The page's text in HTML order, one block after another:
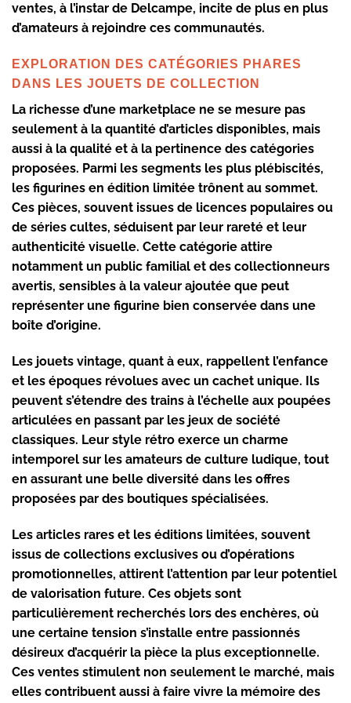
ventes, à l’instar de Delcampe, incite de plus en plus
d’amateurs à rejoindre ces communautés.
EXPLORATION DES CATÉGORIES PHARES
DANS LES JOUETS DE COLLECTION
La richesse d’une marketplace ne se mesure pas
seulement à la quantité d’articles disponibles, mais
aussi à la qualité et à la pertinence des catégories
proposées. Parmi les segments les plus plébiscités,
les figurines en édition limitée trônent au sommet.
Ces pièces, souvent issues de licences populaires ou
de séries cultes, séduisent par leur rareté et leur
authenticité visuelle. Cette catégorie attire
notamment un public familial et des collectionneurs
avertis, sensibles à la valeur ajoutée que peut
représenter une figurine bien conservée dans une
boîte d’origine.
Les jouets vintage, quant à eux, rappellent l’enfance
et les époques révolues avec un cachet unique. Ils
peuvent s’étendre des trains à l’échelle aux poupées
articulées en passant par les jeux de société
classiques. Leur style rétro exerce un charme
intemporel sur les amateurs de culture ludique, tout
en assurant une belle diversité dans les offres
proposées par des boutiques spécialisées.
Les articles rares et les éditions limitées, souvent
issus de collections exclusives ou d’opérations
promotionnelles, attirent l’attention par leur potentiel
de valorisation future. Ces objets sont
particulièrement recherchés lors des enchères, où
une certaine tension s’installe entre passionnés
désireux d’acquérir la pièce la plus exceptionnelle.
Ces ventes stimulent non seulement le marché, mais
elles contribuent aussi à faire vivre la mémoire des